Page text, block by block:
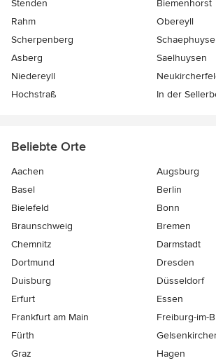
Stenden
Biemenhorst
Rahm
Obereyll
Scherpenberg
Asberg
Saelhuysen
Niedereyll
Hochstraß
In der
Beliebte Orte
Aachen
Augsburg
Basel
Berlin
Bielefeld
Bonn
Braunschweig
Bremen
Chemnitz
Darmstadt
Dortmund
Dresden
Duisburg
Düsseldorf
Erfurt
Essen
Frankfurt am Main
Freiburg-im-
Fürth
Graz
Hagen